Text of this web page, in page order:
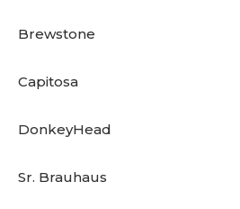
Brewstone
Capitosa
DonkeyHead
Sr. Brauhaus